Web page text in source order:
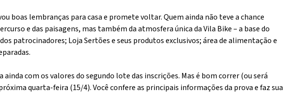
boas lembranças para casa e promete voltar. Quem ainda não teve a chance
e das paisagens, mas também da atmosfera única da Vila Bike – a base do
patrocinadores; Loja Sertões e seus produtos exclusivos; área de alimentação e
com os valores do segundo lote das inscrições. Mas é bom correr (ou será
quarta-feira (15/4). Você confere as principais informações da prova e faz sua